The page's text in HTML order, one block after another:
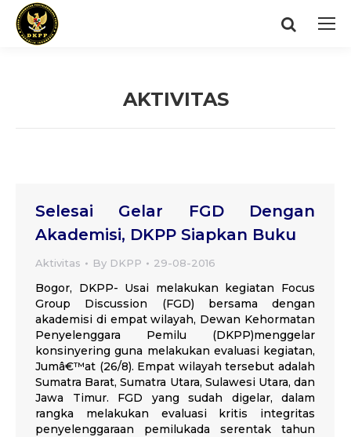
Search:
AKTIVITAS
Selesai Gelar FGD Dengan
Akademisi, DKPP Siapkan Buku
Aktivitas By DKPP 29-08-2016
Bogor, DKPP- Usai melakukan kegiatan Focus
Group Discussion (FGD) bersama dengan
akademisi di empat wilayah, Dewan Kehormatan
Penyelenggara Pemilu (DKPP)menggelar
konsinyering guna melakukan evaluasi kegiatan,
Jumâ€™at (26/8). Empat wilayah tersebut adalah
Sumatra Barat, Sumatra Utara, Sulawesi Utara, dan
Jawa Timur. FGD yang sudah digelar, dalam
rangka melakukan evaluasi kritis integritas
penyelenggaraan pemilukada serentak tahun